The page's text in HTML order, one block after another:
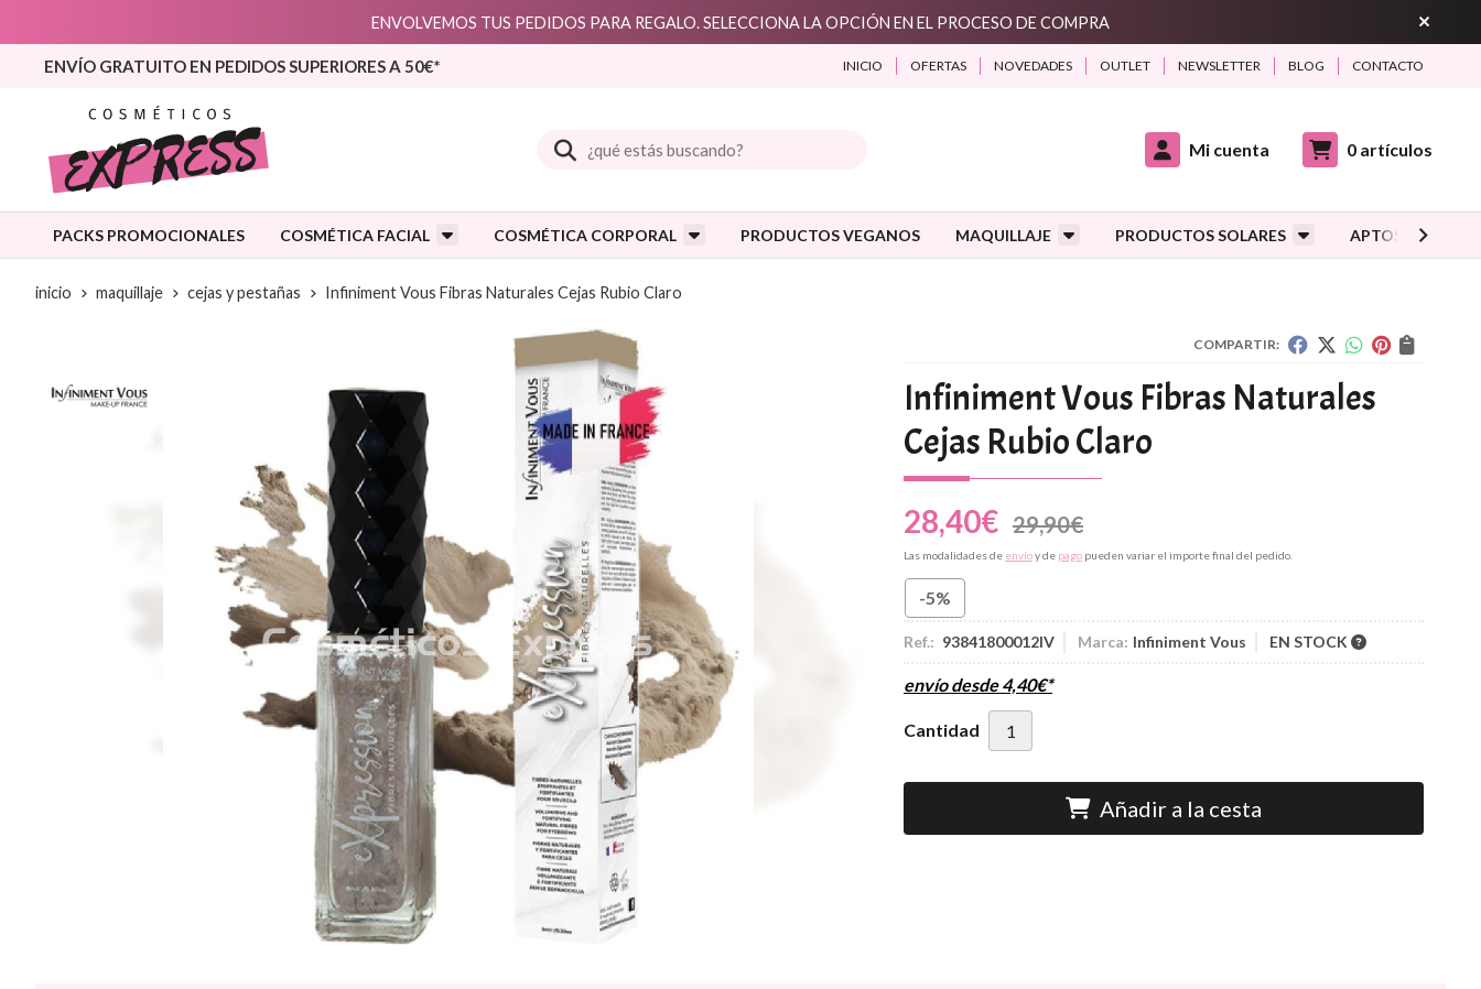
ENVOLVEMOS TUS PEDIDOS PARA REGALO. SELECCIONA LA OPCIÓN EN EL PROCESO DE COMPRA
ENVÍO GRATUITO EN PEDIDOS SUPERIORES A 50€* INICIO OFERTAS NOVEDADES OUTLET NEWSLETTER BLOG CONTACTO
Buscar Mi cuenta 0 artículos
PACKS PROMOCIONALES COSMÉTICA FACIAL COSMÉTICA CORPORAL PRODUCTOS VEGANOS MAQUILLAJE PRODUCTOS SOLARES APTOS
inicio maquillaje cejas y pestañas Infiniment Vous Fibras Naturales Cejas Rubio Claro
COMPARTIR:
Infiniment Vous Fibras Naturales
Cejas Rubio Claro
28,40€ 29,90€
Las modalidades de envíoy de pago pueden variar el importe final del pedido.
-5%
Ref.: 93841800012IV Marca: Infiniment Vous EN STOCK
envío desde4,40€*
Cantidad
Añadir a la cesta